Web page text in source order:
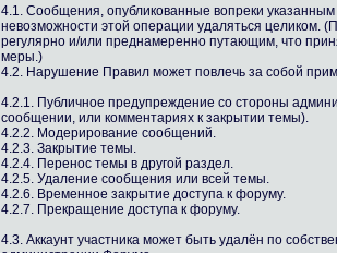
4.1. Сообщения, опубликованные вопреки
невозможности этой операции удаляться целиком.
регулярно и/или преднамеренно путающим, что
меры.)
4.2. Нарушение Правил может повлечь за собой
4.2.1. Публичное предупреждение со стороны
сообщении, или комментариях к закрытии темы).
4.2.2. Модерирование сообщений.
4.2.3. Закрытие темы.
4.2.4. Перенос темы в другой раздел.
4.2.5. Удаление сообщения или всей темы.
4.2.6. Временное закрытие доступа к форуму.
4.2.7. Прекращение доступа к форуму.
4.3. Аккаунт участника может быть удалён по